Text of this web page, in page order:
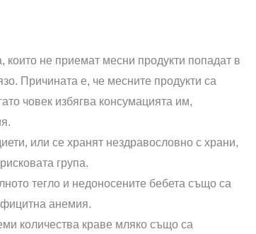
които не приемат месни продукти попадат в
Причината е, че месните продукти са
човек избягва консумацията им,
или се хранят нездравословно с храни,
група.
тегло и недоносените бебета също са
анемия.
количества краве мляко също са